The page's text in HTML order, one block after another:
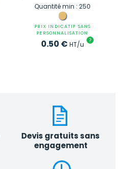
Quantité min : 250
PRIX INDICATIF SANS
PERSONNALISATION
0.50 € HT/u ?
Devis gratuits sans
engagement